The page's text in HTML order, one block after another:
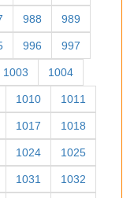
988 989
996 997
1003 1004
1010 1011
1017 1018
1024 1025
1031 1032